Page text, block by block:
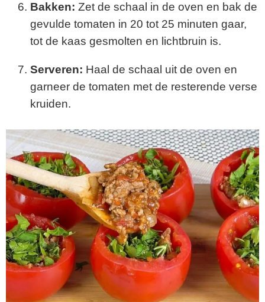
Bakken: Zet de schaal in de oven en bak de
gevulde tomaten in 20 tot 25 minuten gaar,
tot de kaas gesmolten en lichtbruin is.
Serveren: Haal de schaal uit de oven en
garneer de tomaten met de resterende verse
kruiden.